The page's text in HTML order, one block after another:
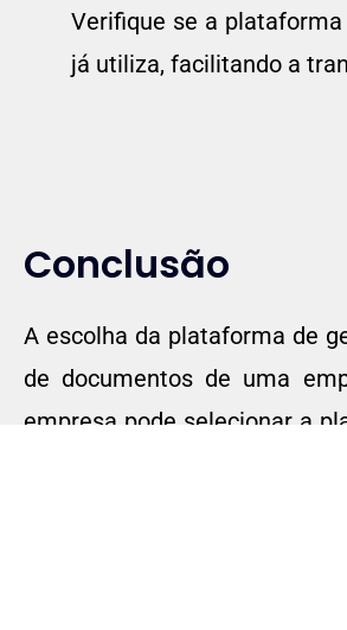
Verifique se a
já utiliza, facilitando a
Conclusão
A escolha da plataforma de
de documentos de uma
empresa pode selecionar a